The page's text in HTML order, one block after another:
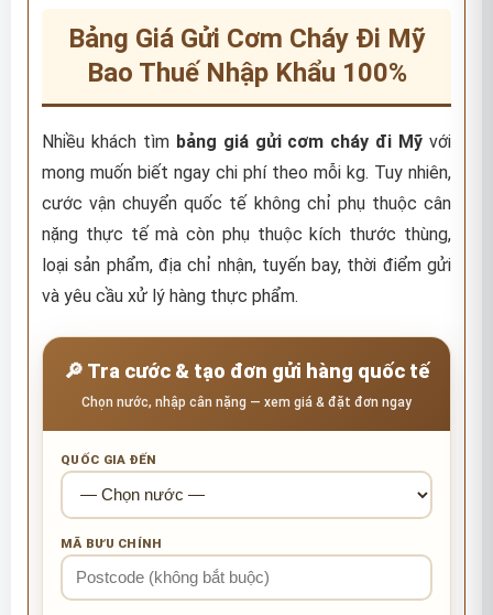
Bảng Giá Gửi Cơm Cháy Đi Mỹ
Bao Thuế Nhập Khẩu 100%
Nhiều khách tìm bảng giá gửi cơm cháy đi Mỹ với
mong muốn biết ngay chi phí theo mỗi kg. Tuy nhiên,
cước vận chuyển quốc tế không chỉ phụ thuộc cân
nặng thực tế mà còn phụ thuộc kích thước thùng,
loại sản phẩm, địa chỉ nhận, tuyến bay, thời điểm gửi
và yêu cầu xử lý hàng thực phẩm.
🔎 Tra cước & tạo đơn gửi hàng quốc tế
Chọn nước, nhập cân nặng — xem giá & đặt đơn ngay
QUỐC GIA ĐẾN
MÃ BƯU CHÍNH